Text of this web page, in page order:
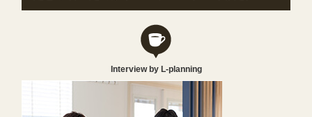
Interview by L-planning